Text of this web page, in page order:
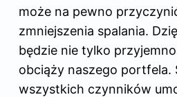
może na pewno
zmniejszenia spalania.
będzie nie tylko
obciąży naszego portfela.
wszystkich czynników